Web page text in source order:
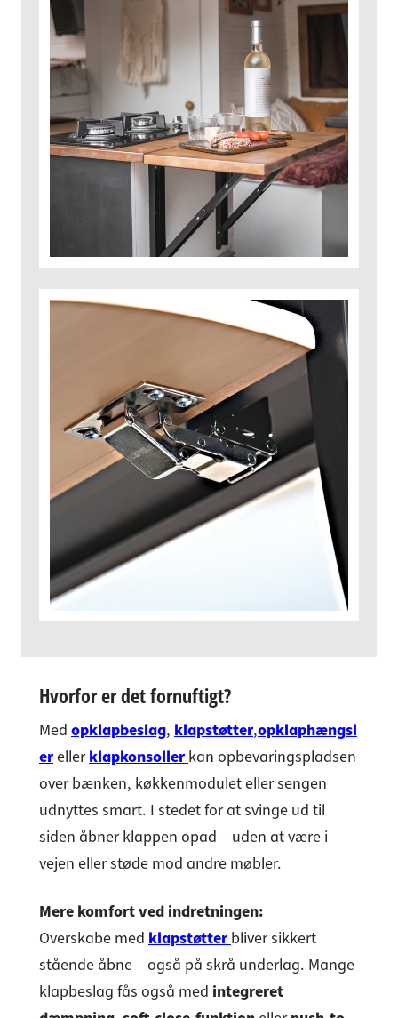
Hvorfor er det fornuftigt?
Med opklapbeslag, klapstøtter,opklaphængsl
erellerklapkonsollerkan opbevaringspladsen
over bænken, køkkenmodulet eller sengen
udnyttes smart. I stedet for at svinge ud til
siden åbner klappen opad – uden at være i
vejen eller støde mod andre møbler.
Mere komfort ved indretningen:
Overskabe med klapstøtterbliver sikkert
stående åbne – også på skrå underlag. Mange
klapbeslag fås også med integreret